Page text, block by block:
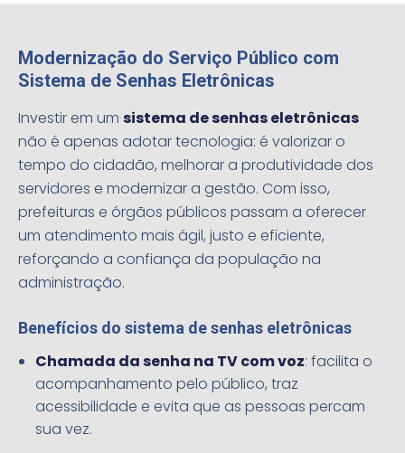
Modernização do Serviço Público com
Sistema de Senhas Eletrônicas
Investir em um sistema de senhas eletrônicas
não é apenas adotar tecnologia: é valorizar o
tempo do cidadão, melhorar a produtividade dos
servidores e modernizar a gestão. Com isso,
prefeituras e órgãos públicos passam a oferecer
um atendimento mais ágil, justo e eficiente,
reforçando a confiança da população na
administração.
Benefícios do sistema de senhas eletrônicas
Chamada da senha na TV com voz: facilita o
acompanhamento pelo público, traz
acessibilidade e evita que as pessoas percam
sua vez.